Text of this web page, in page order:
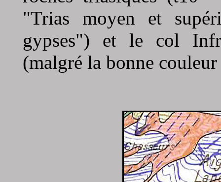
"Trias moyen et
gypses") et le col
(malgré la bonne